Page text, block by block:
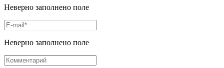
Неверно заполнено поле
Неверно заполнено поле